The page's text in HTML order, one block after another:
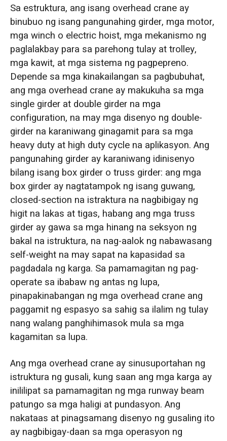
Sa estruktura, ang isang overhead crane ay
binubuo ng isang pangunahing girder, mga motor,
mga winch o electric hoist, mga mekanismo ng
paglalakbay para sa parehong tulay at trolley,
mga kawit, at mga sistema ng pagpepreno.
Depende sa mga kinakailangan sa pagbubuhat,
ang mga overhead crane ay makukuha sa mga
single girder at double girder na mga
configuration, na may mga disenyo ng double-
girder na karaniwang ginagamit para sa mga
heavy duty at high duty cycle na aplikasyon. Ang
pangunahing girder ay karaniwang idinisenyo
bilang isang box girder o truss girder: ang mga
box girder ay nagtatampok ng isang guwang,
closed-section na istraktura na nagbibigay ng
higit na lakas at tigas, habang ang mga truss
girder ay gawa sa mga hinang na seksyon ng
bakal na istruktura, na nag-aalok ng nabawasang
self-weight na may sapat na kapasidad sa
pagdadala ng karga. Sa pamamagitan ng pag-
operate sa ibabaw ng antas ng lupa,
pinapakinabangan ng mga overhead crane ang
paggamit ng espasyo sa sahig sa ilalim ng tulay
nang walang panghihimasok mula sa mga
kagamitan sa lupa.
Ang mga overhead crane ay sinusuportahan ng
istruktura ng gusali, kung saan ang mga karga ay
inililipat sa pamamagitan ng mga runway beam
patungo sa mga haligi at pundasyon. Ang
nakataas at pinagsamang disenyo ng gusaling ito
ay nagbibigay-daan sa mga operasyon ng